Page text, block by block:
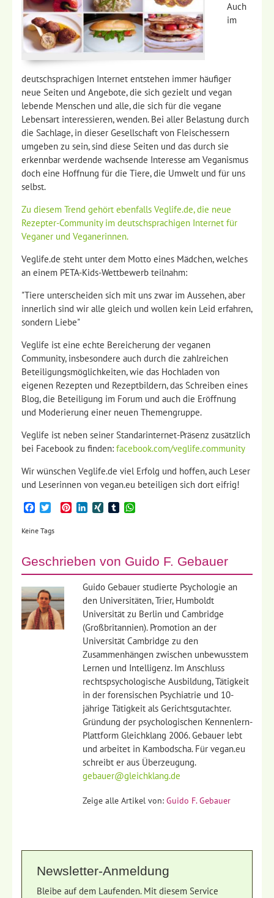
Auch
im
deutschsprachigen Internet entstehen immer häufiger
neue Seiten und Angebote, die sich gezielt und vegan
lebende Menschen und alle, die sich für die vegane
Lebensart interessieren, wenden. Bei aller Belastung durch
die Sachlage, in dieser Gesellschaft von Fleischessern
umgeben zu sein, sind diese Seiten und das durch sie
erkennbar werdende wachsende Interesse am Veganismus
doch eine Hoffnung für die Tiere, die Umwelt und für uns
selbst.
Zu diesem Trend gehört ebenfalls Veglife.de, die neue
Rezepter-Community im deutschsprachigen Internet für
Veganer und Veganerinnen.
Veglife.de steht unter dem Motto eines Mädchen, welches
an einem PETA-Kids-Wettbewerb teilnahm:
"Tiere unterscheiden sich mit uns zwar im Aussehen, aber
innerlich sind wir alle gleich und wollen kein Leid erfahren,
sondern Liebe"
Veglife ist eine echte Bereicherung der veganen
Community, insbesondere auch durch die zahlreichen
Beteiligungsmöglichkeiten, wie das Hochladen von
eigenen Rezepten und Rezeptbildern, das Schreiben eines
Blog, die Beteiligung im Forum und auch die Eröffnung
und Moderierung einer neuen Themengruppe.
Veglife ist neben seiner Standarinternet-Präsenz zusätzlich
bei Facebook zu finden: facebook.com/veglife.community
Wir wünschen Veglife.de viel Erfolg und hoffen, auch Leser
und Leserinnen von vegan.eu beteiligen sich dort eifrig!
Facebook
TwitterPinterestLinkedIn
XING Tumblr
Keine Tags
Geschrieben von Guido F. Gebauer
Guido Gebauer studierte Psychologie an
den Universitäten, Trier, Humboldt
Universität zu Berlin und Cambridge
(Großbritannien). Promotion an der
Universität Cambridge zu den
Zusammenhängen zwischen unbewusstem
Lernen und Intelligenz. Im Anschluss
rechtspsychologische Ausbildung, Tätigkeit
in der forensischen Psychiatrie und 10-
jährige Tätigkeit als Gerichtsgutachter.
Gründung der psychologischen Kennenlern-
Plattform Gleichklang 2006. Gebauer lebt
und arbeitet in Kambodscha. Für vegan.eu
schreibt er aus Überzeugung.
gebauer@gleichklang.de
Zeige alle Artikel von: Guido F. Gebauer
Newsletter-Anmeldung
Bleibe auf dem Laufenden. Mit diesem Service